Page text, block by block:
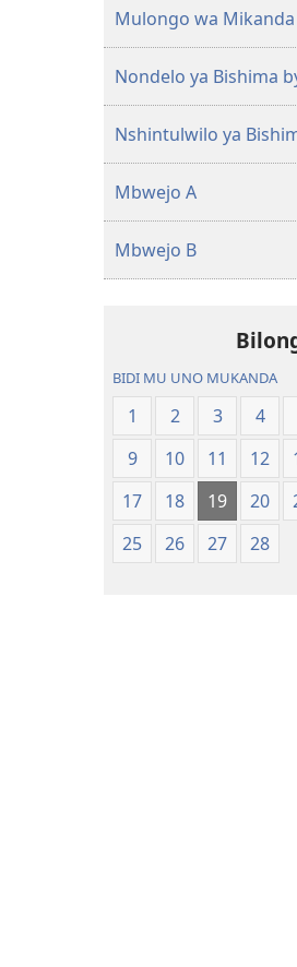
mu
Mulongo wa
Nondelo ya Bishima
Nshintulwilo ya
Mbwejo A
Mbwejo B
BIDI MU UNO MUKANDA
1 2 3 4
9
10 11 12
17
18 19 20
25
26 27 28